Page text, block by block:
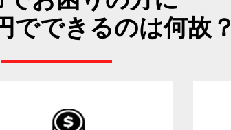
でできるのは何故？